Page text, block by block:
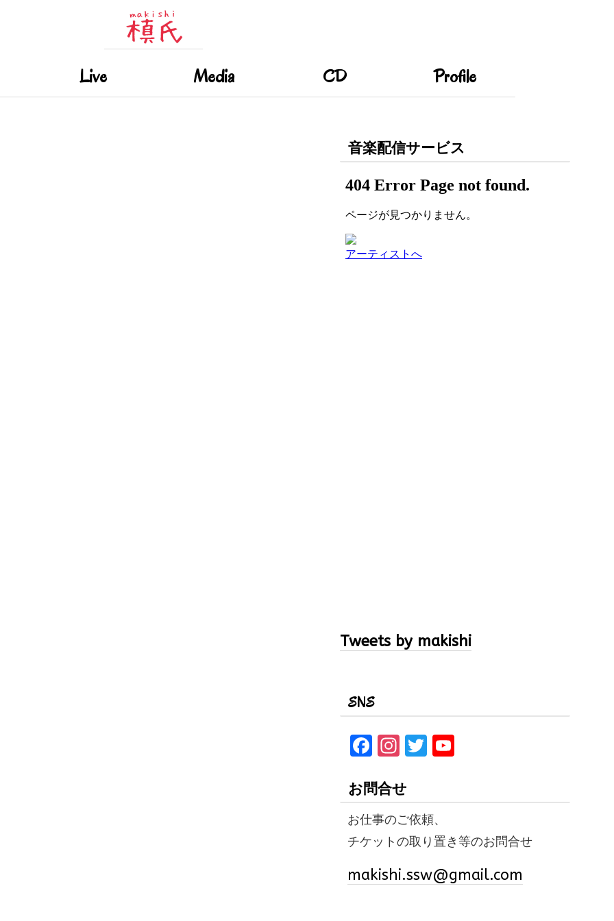
Live Media CD Profile
音楽配信サービス
Tweets by makishi
SNS
F
ce
b
o
o
k
In
a
gr
a
m
T
te
r
T
u
b
e
お問合せ
お仕事のご依頼、
チケットの取り置き等のお問合せ
makishi.ssw@gmail.com